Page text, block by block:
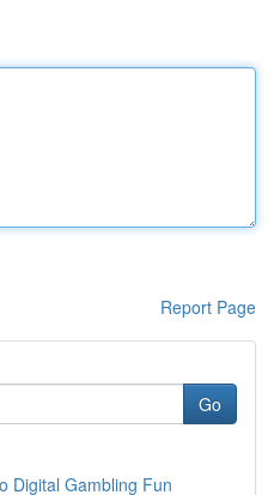
Report Page
Go
Digital Gambling Fun